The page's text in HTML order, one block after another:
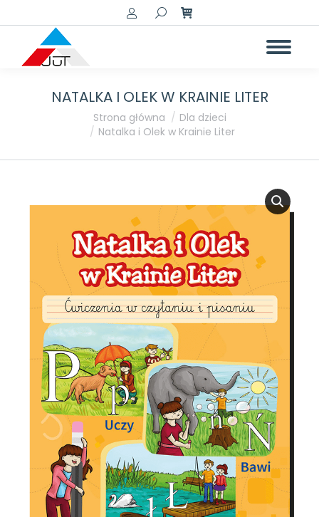
Szukaj:
NATALKA I OLEK W KRAINIE LITER
Strona główna
Dla dzieci
Natalka i Olek w Krainie Liter